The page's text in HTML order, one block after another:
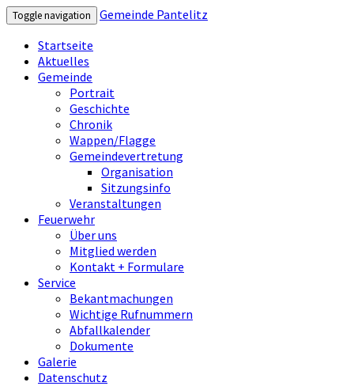
Toggle navigation
Gemeinde Pantelitz
Startseite
Aktuelles
Gemeinde
Portrait
Geschichte
Chronik
Wappen/Flagge
Gemeindevertretung
Organisation
Sitzungsinfo
Veranstaltungen
Feuerwehr
Über uns
Mitglied werden
Kontakt + Formulare
Service
Bekantmachungen
Wichtige Rufnummern
Abfallkalender
Dokumente
Galerie
Datenschutz